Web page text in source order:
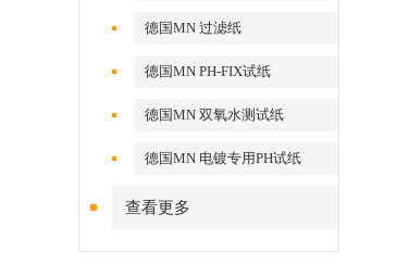
测试条
德国MN 过滤纸
德国MN PH-FIX试纸
德国MN 双氧水测试纸
德国MN 电镀专用PH试纸
查看更多